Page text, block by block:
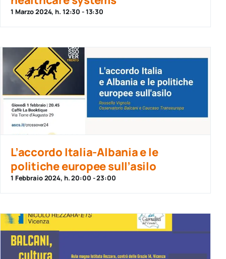
1 Marzo 2024, h. 12:30 -13:30
L’accordo Italia-Albania e le
politiche europee sull’asilo
1 Febbraio 2024, h. 20:00 -23:00